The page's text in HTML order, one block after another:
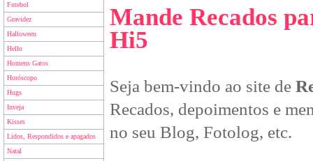
Futebol
Gravidez
Halloween
Hello
Homens Gatos
Horóscopo
Hugs
Inveja
Kisses
Lidos, Respondidos e apagados
Natal
Mande Recados
Hi5
Seja bem-vindo ao site de
Recados, depoimentos e
no seu Blog, Fotolog, etc.